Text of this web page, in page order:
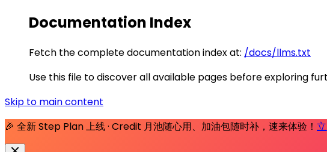
Documentation Index
Fetch the complete documentation index at: /docs/llms.txt
Use this file to discover all available pages before exploring
Skip to main content
🎉 全新 Step Plan 上线 · Credit 月池随心用、加油包随时补，速来体验！